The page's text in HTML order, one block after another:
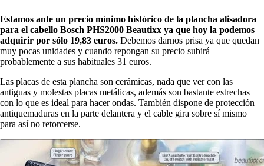
Estamos ante un precio mínimo histórico de la plancha alisadora
para el cabello Bosch PHS2000 Beautixx ya que hoy la podemos
adquirir por sólo 19,83 euros. Debemos darnos prisa ya que quedan
muy pocas unidades y cuando repongan su precio subirá
probablemente a sus habituales 31 euros.
Las placas de esta plancha son cerámicas, nada que ver con las
antiguas y molestas placas metálicas, además son bastante estrechas
con lo que es ideal para hacer ondas. También dispone de protección
antiquemaduras en la parte delantera y el cable gira sobre sí mismo
para así no retorcerse.